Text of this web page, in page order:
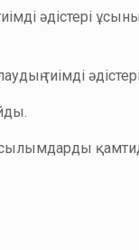
әдістері
тиімді